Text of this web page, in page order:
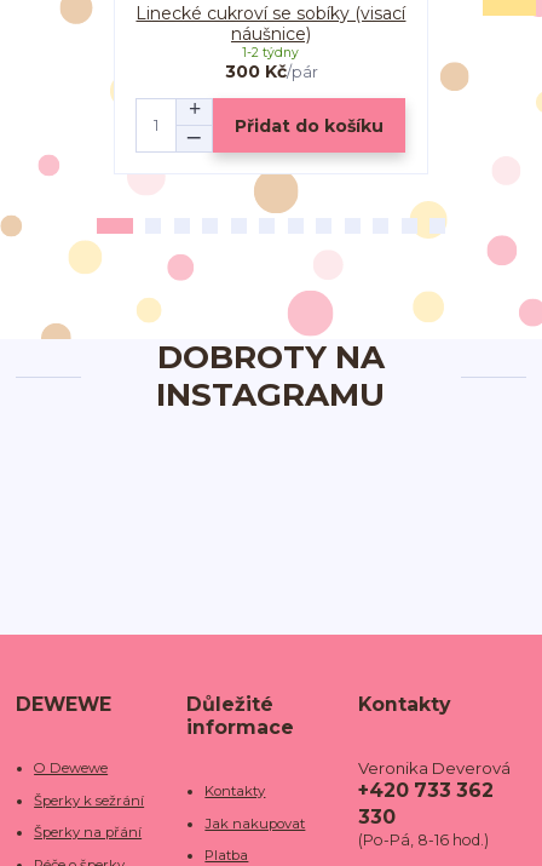
Linecké cukroví se sobíky (visací
náušnice)
300 Kč/pár
1-2 týdny
Přidat do košíku
DOBROTY NA
INSTAGRAMU
DEWEWE
O Dewewe
Šperky k sežrání
Šperky na přání
Důležité
informace
Kontakty
Jak nakupovat
Platba
Kontakty
Veronika Deverová
+420 733 362
330
(Po-Pá, 8-16 hod.)